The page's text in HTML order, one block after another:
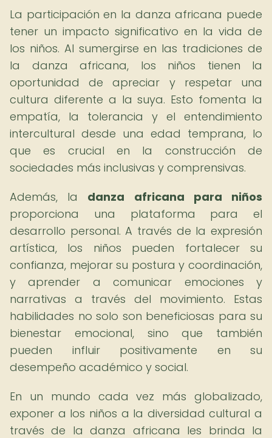
La participación en la danza africana puede
tener un impacto significativo en la vida de
los niños. Al sumergirse en las tradiciones de
la danza africana, los niños tienen la
oportunidad de apreciar y respetar una
cultura diferente a la suya. Esto fomenta la
empatía, la tolerancia y el entendimiento
intercultural desde una edad temprana, lo
que es crucial en la construcción de
sociedades más inclusivas y comprensivas.
Además, la danza africana para niños
proporciona una plataforma para el
desarrollo personal. A través de la expresión
artística, los niños pueden fortalecer su
confianza, mejorar su postura y coordinación,
y aprender a comunicar emociones y
narrativas a través del movimiento. Estas
habilidades no solo son beneficiosas para su
bienestar emocional, sino que también
pueden influir positivamente en su
desempeño académico y social.
En un mundo cada vez más globalizado,
exponer a los niños a la diversidad cultural a
través de la danza africana les brinda la